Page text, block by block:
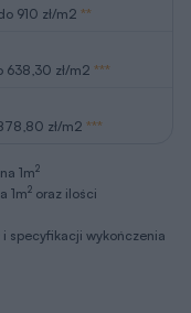
910 zł/m2 **
638,30 zł/m2 ***
zł/m2 ***
1m2
1m2 oraz ilości
i specyfikacji wykończenia